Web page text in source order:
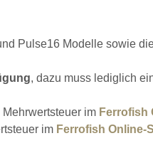
Pulse16 Modelle sowie
, dazu muss lediglich
im Ferrofish
im Ferrofish Online-